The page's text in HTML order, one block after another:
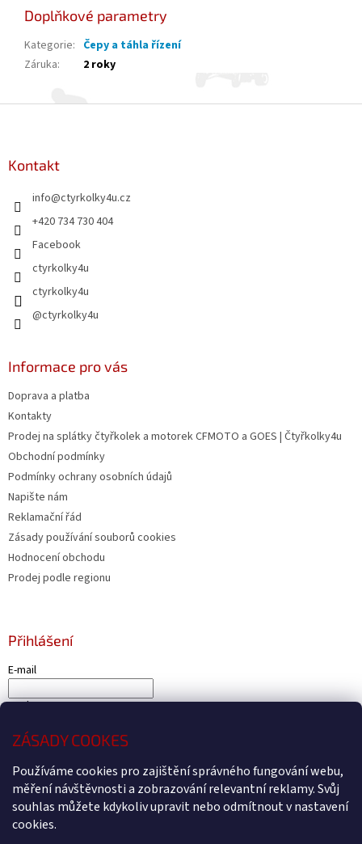
ZÁSADY COOKES
Používáme cookies pro zajištění správného fungování webu,
měření návštěvnosti a zobrazování relevantní reklamy. Svůj
souhlas můžete kdykoliv upravit nebo odmítnout v nastavení
cookies.
Doplňkové parametry
Kategorie: Čepy a táhla řízení
Záruka: 2 roky
Kontakt
info@ctyrkolky4u.cz
+420 734 730 404
Facebook
ctyrkolky4u
ctyrkolky4u
@ctyrkolky4u
Informace pro vás
Doprava a platba
Kontakty
Prodej na splátky čtyřkolek a motorek CFMOTO a GOES | Čtyřkolky4u
Obchodní podmínky
Podmínky ochrany osobních údajů
Napište nám
Reklamační řád
Zásady používání souborů cookies
Hodnocení obchodu
Prodej podle regionu
Přihlášení
E-mail
Heslo
PŘIHLÁSIT SE
Nová registraceZapomenuté heslo